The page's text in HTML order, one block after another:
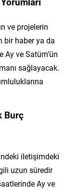
ve projelerin
bir haber ya da
ve Satürn’ün
sağlayacak.
Burç
iletişimdeki
uzun süredir
Ay ve